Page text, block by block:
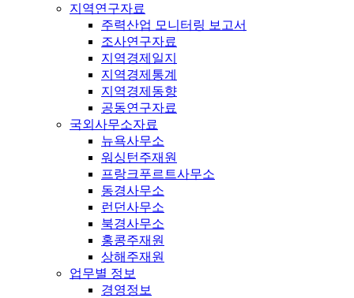
지역연구자료
주력산업 모니터링 보고서
조사연구자료
지역경제일지
지역경제통계
지역경제동향
공동연구자료
국외사무소자료
뉴욕사무소
워싱턴주재원
프랑크푸르트사무소
동경사무소
런던사무소
북경사무소
홍콩주재원
상해주재원
업무별 정보
경영정보